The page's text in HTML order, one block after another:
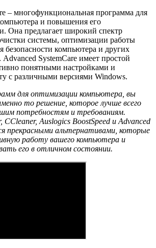
– многофункциональная программа для
и повышения его
Она предлагает широкий спектр
системы, оптимизации работы
безопасности компьютера и других
SystemCare имеет простой
понятными настройками и
с различными версиями Windows.
для оптимизации компьютера, вы
то решение, которое лучше всего
потребностям и требованиям.
Auslogics BoostSpeed и Advanced
прекрасными альтернативами, которые
работу вашего компьютера и
его в отличном состоянии.